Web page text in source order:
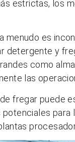
estrictas, los
menudo es
detergente y
como
las
fregar puede
para